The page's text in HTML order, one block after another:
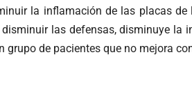
la inflamación de las placas
las defensas, disminuye la
de pacientes que no mejora